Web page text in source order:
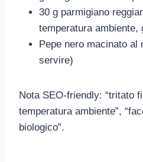
30 g parmigiano
temperatura ambiente,
Pepe nero macinato al
servire)
Nota SEO-friendly: “tritato
temperatura ambiente”,
biologico”.